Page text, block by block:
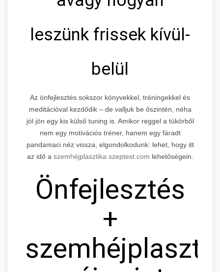
leszünk frissek kívül-
belül
Az önfejlesztés sokszor könyvekkel, tréningekkel és
meditációval kezdődik – de valljuk be őszintén, néha
jól jön egy kis külső tuning is. Amikor reggel a tükörből
nem egy motivációs tréner, hanem egy fáradt
pandamaci néz vissza, elgondolkodunk: lehet, hogy itt
az idő a szemhéjplasztika szeptest.com lehetőségein.
Önfejlesztés
+